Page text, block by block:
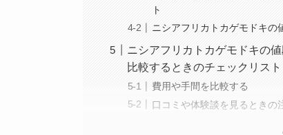
ト
ニシアフリカトカゲモドキの
ニシアフリカトカゲモドキの
比較するときのチェックリスト
費用や手間を比較する
口コミや体験談を見るときの